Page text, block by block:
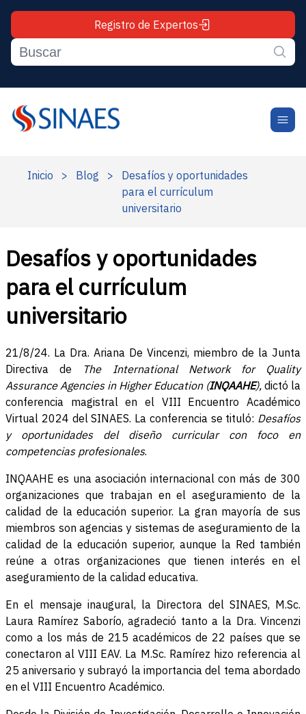
Registro de Expertos
Inicio > Blog >
Desafíos y oportunidades
para el currículum
universitario
Desafíos y oportunidades
para el currículum
universitario
21/8/24. La Dra. Ariana De Vincenzi, miembro de la Junta
Directiva de
The International Network for Quality
Assurance Agencies in Higher Education (INQAAHE), dictó la
conferencia magistral en el VIII Encuentro Académico
Virtual 2024 del SINAES. La conferencia se tituló: Desafíos
y oportunidades del diseño curricular con foco en
competencias profesionales.
INQAAHE es una asociación internacional con más de 300
organizaciones que trabajan en el aseguramiento de la
calidad de la educación superior. La gran mayoría de sus
miembros son agencias y sistemas de aseguramiento de la
calidad de la educación superior, aunque la Red también
reúne a otras organizaciones que tienen interés en el
aseguramiento de la calidad educativa.
En el mensaje inaugural, la Directora del SINAES, M.Sc.
Laura Ramírez Saborío, agradeció tanto a la Dra. Vincenzi
como a los más de 215 académicos de 22 países que se
conectaron al VIII EAV. La M.Sc. Ramírez hizo referencia al
25 aniversario y subrayó la importancia del tema abordado
en el VIII Encuentro Académico.